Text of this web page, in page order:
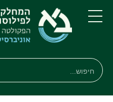
תפריט
חיפוש
חיפוש